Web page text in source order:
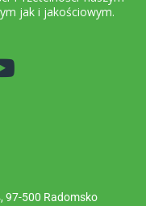
jak i jakościowym.
97-500 Radomsko